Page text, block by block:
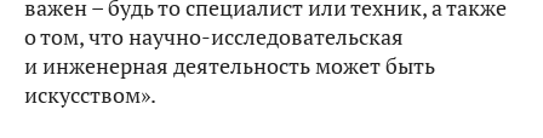
важен – будь то специалист или техник, а также
о том, что научно-исследовательская
и инженерная деятельность может быть
искусством».